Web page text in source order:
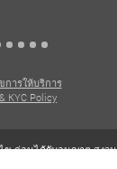
การให้บริการ
KYC Policy
ข ก่อนได้รับอนุญาต สงวน